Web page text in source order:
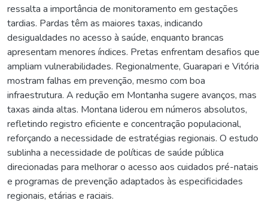
ressalta a importância de monitoramento em gestações
tardias. Pardas têm as maiores taxas, indicando
desigualdades no acesso à saúde, enquanto brancas
apresentam menores índices. Pretas enfrentam desafios que
ampliam vulnerabilidades. Regionalmente, Guarapari e Vitória
mostram falhas em prevenção, mesmo com boa
infraestrutura. A redução em Montanha sugere avanços, mas
taxas ainda altas. Montana liderou em números absolutos,
refletindo registro eficiente e concentração populacional,
reforçando a necessidade de estratégias regionais. O estudo
sublinha a necessidade de políticas de saúde pública
direcionadas para melhorar o acesso aos cuidados pré-natais
e programas de prevenção adaptados às especificidades
regionais, etárias e raciais.